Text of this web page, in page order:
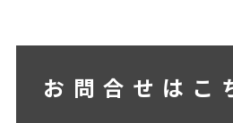
お問合せはこ